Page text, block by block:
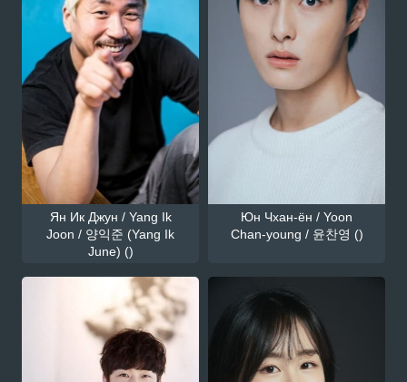
Ян Ик Джун / Yang Ik
Joon / 양익준 (Yang Ik
June) ()
Юн Чхан-ён / Yoon
Chan-young / 윤찬영 ()